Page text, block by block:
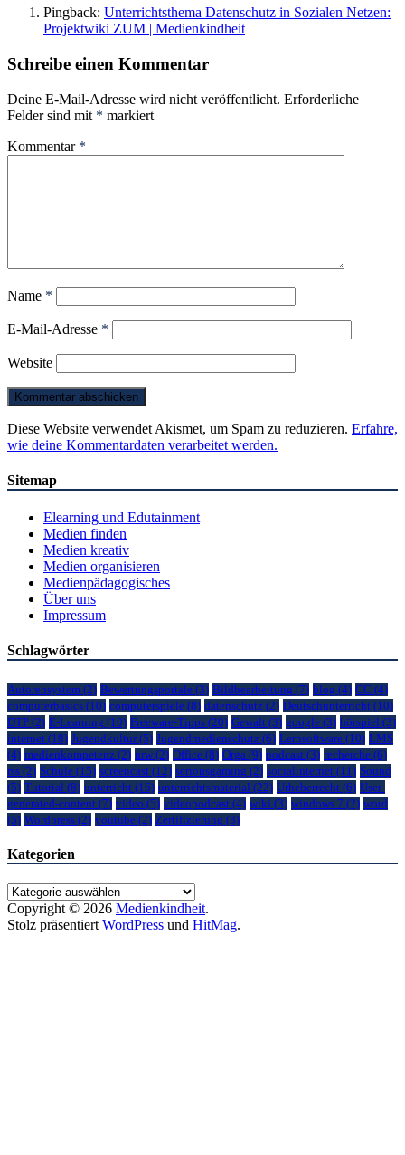
Pingback: Unterrichtsthema Datenschutz in Sozialen Netzen:
Projektwiki ZUM | Medienkindheit
Schreibe einen Kommentar
Deine E-Mail-Adresse wird nicht veröffentlicht. Erforderliche
Felder sind mit * markiert
Kommentar *
Name *
E-Mail-Adresse *
Website
Diese Website verwendet Akismet, um Spam zu reduzieren. Erfahre,
wie deine Kommentardaten verarbeitet werden.
Sitemap
Elearning und Edutainment
Medien finden
Medien kreativ
Medien organisieren
Medienpädagogisches
Über uns
Impressum
Schlagwörter
Autorensystem (2) Bewertungsportale (3) Bildbearbeitung (7) blog (4) CC (4)
computerbasics (10) computerspiele (8) datenschutz (2) Deutschunterricht (10)
DTP (2) E-Learning (10) Freeware-Tipps (20) Gewalt (3) google (3) hörspiel (3)
internet (18) Jugendkultur(5) Jugendmedienschutz (6) Lernsoftware (10) LMS
(4) medienkompetenz (2) nrw (2) Office (8) Orga (9) podcast (3) recherche (6)
rss (2) Schule (15) screencast (12) seriousgaming (2) socialinternet (11) Sound
(5) Tutorial (8) unterricht (16) unterrichtsmaterial (22) Urheberrecht (6) User-
generated-content (7) video (5) videopodcast (4) wiki (3) windows 7 (2) word
(5) Wordpress (2) youtube (2) Zertifizierung (3)
Kategorien
Kategorien
Copyright © 2026 Medienkindheit.
Stolz präsentiert WordPress und HitMag.